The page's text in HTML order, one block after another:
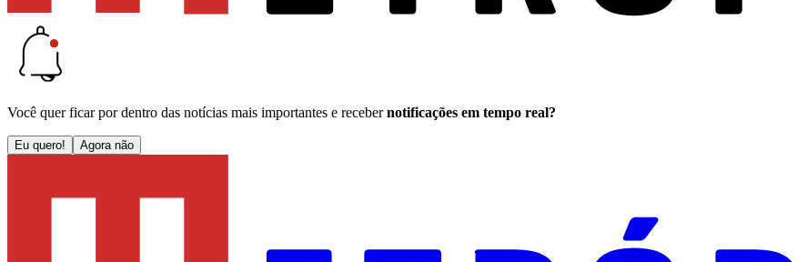
Você quer ficar por dentro das notícias mais importantes e receber notificações em tempo real?
Eu quero! Agora não